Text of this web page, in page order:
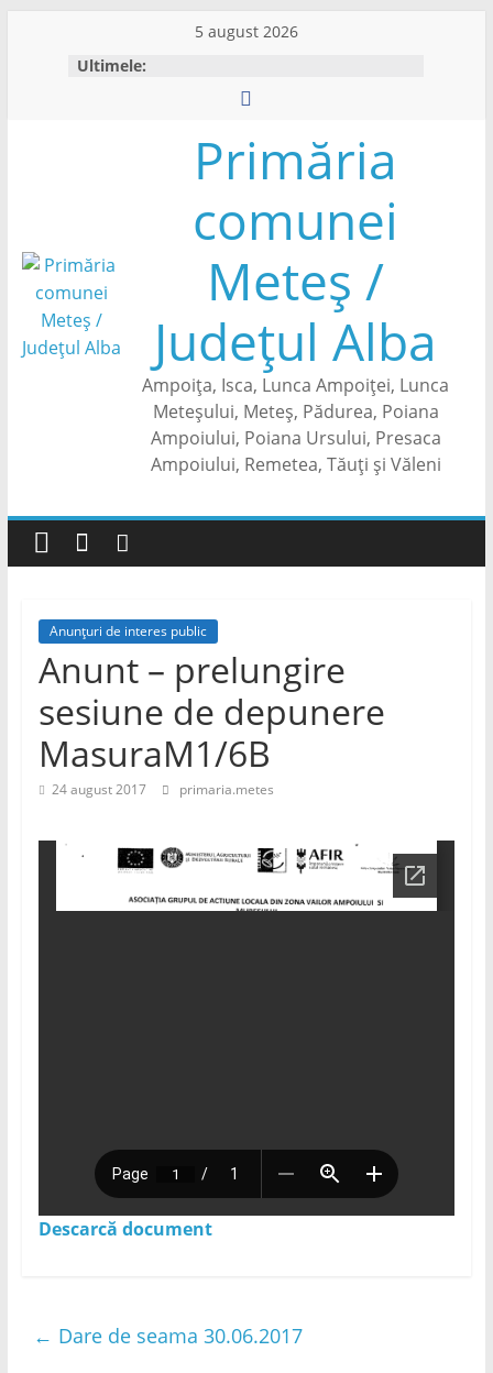
5 august 2026
Ultimele:
Primăria
comunei
Meteș /
Județul Alba
Ampoița, Isca, Lunca Ampoiței, Lunca
Meteșului, Meteș, Pădurea, Poiana
Ampoiului, Poiana Ursului, Presaca
Ampoiului, Remetea, Tăuți și Văleni
Anunțuri de interes public
Anunt – prelungire
sesiune de depunere
MasuraM1/6B
24 august 2017 primaria.metes
Descarcă document
← Dare de seama 30.06.2017